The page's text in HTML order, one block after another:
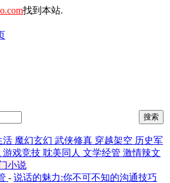
找到本站.
活 魔幻玄幻 武侠修真 穿越架空 历史军
游戏竞技 耽美同人 文学经管 激情辣文
小说
- 说话的魅力:你不可不知的沟通技巧